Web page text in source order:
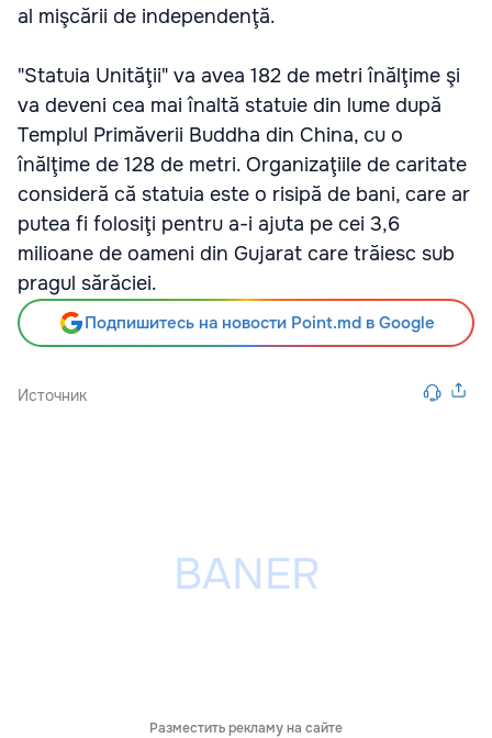
al mişcării de independenţă.
"Statuia Unităţii" va avea 182 de metri înălţime şi
va deveni cea mai înaltă statuie din lume după
Templul Primăverii Buddha din China, cu o
înălţime de 128 de metri. Organizaţiile de caritate
consideră că statuia este o risipă de bani, care ar
putea fi folosiţi pentru a-i ajuta pe cei 3,6
milioane de oameni din Gujarat care trăiesc sub
pragul sărăciei.
Подпишитесь на новости Point.md в Google
Источник
Разместить рекламу на сайте